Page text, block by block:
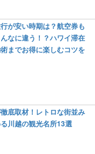
が安い時期は？航空券も
なに違う！？ハワイ滞在
までお得に楽しむコツを
底取材！レトロな街並み
川越の観光名所13選